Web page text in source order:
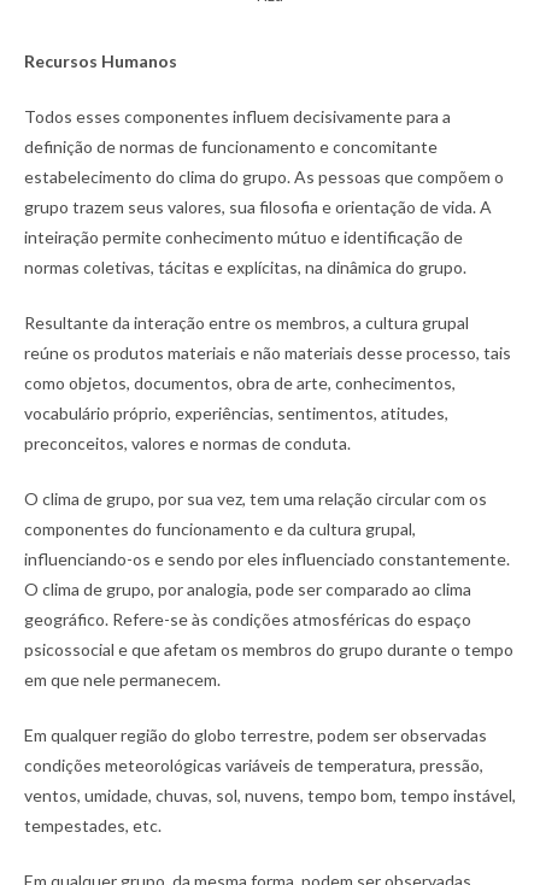
Recursos Humanos
Todos esses componentes influem decisivamente para a
definição de normas de funcionamento e concomitante
estabelecimento do clima do grupo. As pessoas que compõem o
grupo trazem seus valores, sua filosofia e orientação de vida. A
inteiração permite conhecimento mútuo e identificação de
normas coletivas, tácitas e explícitas, na dinâmica do grupo.
Resultante da interação entre os membros, a cultura grupal
reúne os produtos materiais e não materiais desse processo, tais
como objetos, documentos, obra de arte, conhecimentos,
vocabulário próprio, experiências, sentimentos, atitudes,
preconceitos, valores e normas de conduta.
O clima de grupo, por sua vez, tem uma relação circular com os
componentes do funcionamento e da cultura grupal,
influenciando-os e sendo por eles influenciado constantemente.
O clima de grupo, por analogia, pode ser comparado ao clima
geográfico. Refere-se às condições atmosféricas do espaço
psicossocial e que afetam os membros do grupo durante o tempo
em que nele permanecem.
Em qualquer região do globo terrestre, podem ser observadas
condições meteorológicas variáveis de temperatura, pressão,
ventos, umidade, chuvas, sol, nuvens, tempo bom, tempo instável,
tempestades, etc.
Em qualquer grupo, da mesma forma, podem ser observadas